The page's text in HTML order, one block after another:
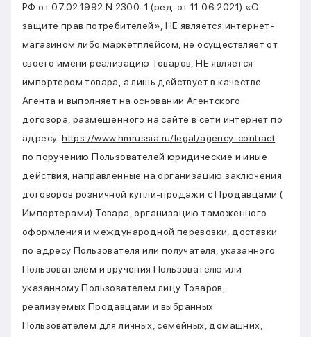
РФ от 07.02.1992 N 2300-1 (ред. от 11.06.2021) «О
защите прав потребителей», НЕ является интернет-
магазином либо маркетплейсом, не осуществляет от
своего имени реализацию Товаров, НЕ является
импортером товара, а лишь действует в качестве
Агента и выполняет на основании Агентского
договора, размещенного на сайте в сети интернет по
адресу:https://www.hmrussia.ru/legal/agency-contract
по поручению Пользователей юридические и иные
действия, направленные на организацию заключения
договоров розничной купли-продажи с Продавцами (
Импортерами) Товара, организацию таможенного
оформления и международной перевозки, доставки
по адресу Пользователя или получателя, указанного
Пользователем и вручения Пользователю или
указанному Пользователем лицу Товаров,
реализуемых Продавцами и выбранных
Пользователем для личных, семейных, домашних,